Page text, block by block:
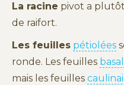
La racine pivot a
de raifort.
Les feuilles pétiolées
ronde. Les feuilles
mais les feuilles